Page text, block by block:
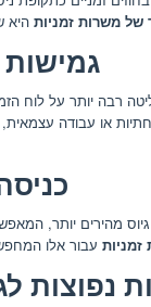
של משרות זמניות
6.
רבה יותר על לוח
או עבודה
7.
מהירים יותר,
נפוצות